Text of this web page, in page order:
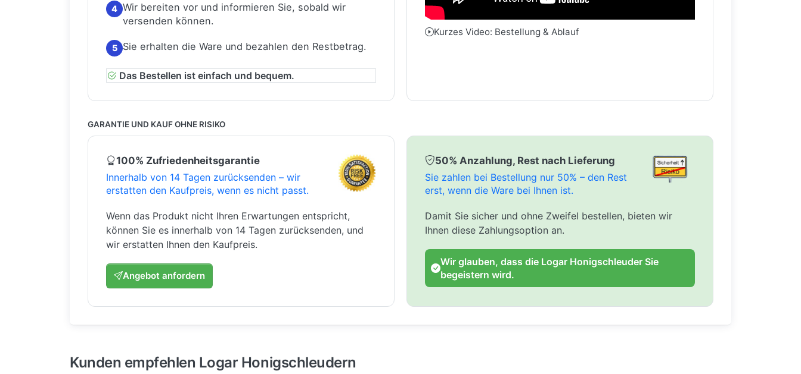
4 Wir bereiten vor und informieren Sie, sobald wir
versenden können.
5 Sie erhalten die Ware und bezahlen den Restbetrag.
Das Bestellen ist einfach und bequem.
Kurzes Video: Bestellung & Ablauf
GARANTIE UND KAUF OHNE RISIKO
100% Zufriedenheitsgarantie
Innerhalb von 14 Tagen zurücksenden – wir
erstatten den Kaufpreis, wenn es nicht passt.
Wenn das Produkt nicht Ihren Erwartungen entspricht,
können Sie es innerhalb von 14 Tagen zurücksenden, und
wir erstatten Ihnen den Kaufpreis.
Angebot anfordern
50% Anzahlung, Rest nach Lieferung
Sie zahlen bei Bestellung nur 50% – den Rest
erst, wenn die Ware bei Ihnen ist.
Damit Sie sicher und ohne Zweifel bestellen, bieten wir
Ihnen diese Zahlungsoption an.
Wir glauben, dass die Logar Honigschleuder Sie
begeistern wird.
Kunden empfehlen Logar Honigschleudern